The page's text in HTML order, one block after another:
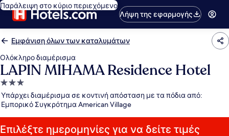
Παράλειψη στο κύριο περιεχόμενο
Λήψη της εφαρμογής
Εμφάνιση όλων των καταλυμάτων
Ολόκληρο διαμέρισμα
LAPIN MIHAMA Residence Hotel
Κατάλυμα
με
3.0
αστέρια
Υπάρχει διαμέρισμα σε κοντινή απόσταση με τα πόδια από:
Εμπορικό Συγκρότημα American Village
Επιλέξτε ημερομηνίες για να δείτε τιμές